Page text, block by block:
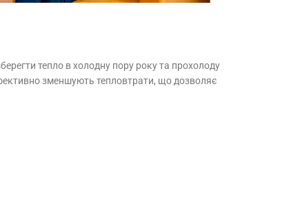
тепло в холодну пору року та прохолоду
зменшують тепловтрати, що дозволяє